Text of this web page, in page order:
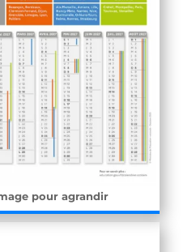
pour agrandir